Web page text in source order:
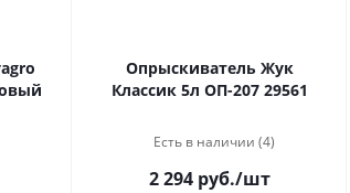
Опрыскиватель Жук
Классик 5л ОП-207 29561
Есть в наличии (4)
2 294 руб./шт